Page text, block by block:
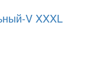
V XXXL